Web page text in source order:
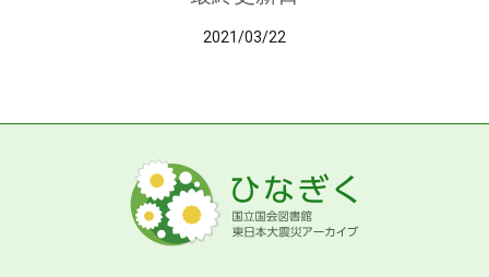
2021/03/22